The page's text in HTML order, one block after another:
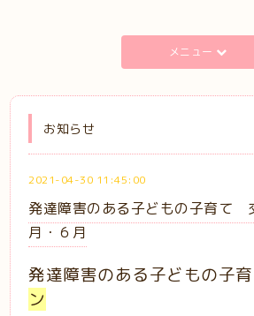
メニュー
お知らせ
2021-04-30 11:45:00
発達障害のある子どもの子育て
月・６月
発達障害のある子どもの子
ン